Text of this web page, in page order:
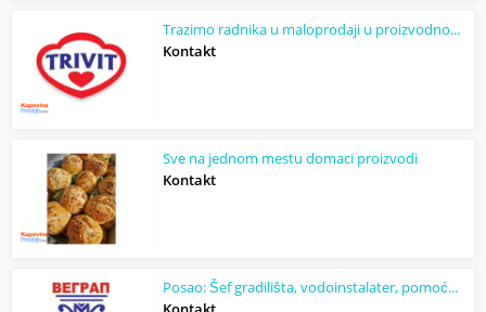
Trazimo radnika u maloprodaji u proizvodnom delu. Stara Pazova
Kontakt
Sve na jednom mestu domaci proizvodi
Kontakt
Posao: Šef gradilišta, vodoinstalater, pomoćnik vodoinstalatera, pomoćnik limara